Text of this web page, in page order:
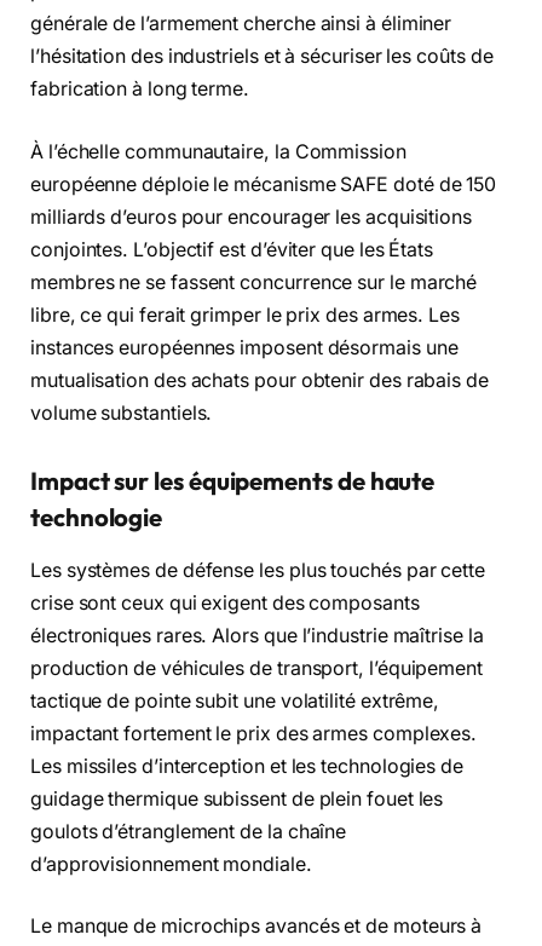
générale de l’armement cherche ainsi à éliminer
l’hésitation des industriels et à sécuriser les coûts de
fabrication à long terme.
À l’échelle communautaire, la Commission
européenne déploie le mécanisme SAFE doté de 150
milliards d’euros pour encourager les acquisitions
conjointes. L’objectif est d’éviter que les États
membres ne se fassent concurrence sur le marché
libre, ce qui ferait grimper le prix des armes. Les
instances européennes imposent désormais une
mutualisation des achats pour obtenir des rabais de
volume substantiels.
Impact sur les équipements de haute
technologie
Les systèmes de défense les plus touchés par cette
crise sont ceux qui exigent des composants
électroniques rares. Alors que l’industrie maîtrise la
production de véhicules de transport, l’équipement
tactique de pointe subit une volatilité extrême,
impactant fortement le prix des armes complexes.
Les missiles d’interception et les technologies de
guidage thermique subissent de plein fouet les
goulots d’étranglement de la chaîne
d’approvisionnement mondiale.
Le manque de microchips avancés et de moteurs à